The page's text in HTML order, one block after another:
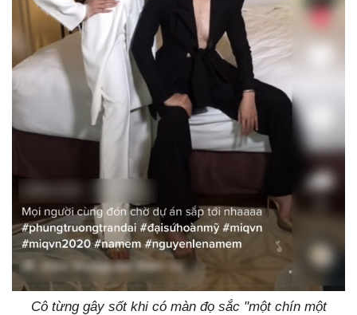
Cô từng gây sốt khi có màn đọ sắc "một chín một